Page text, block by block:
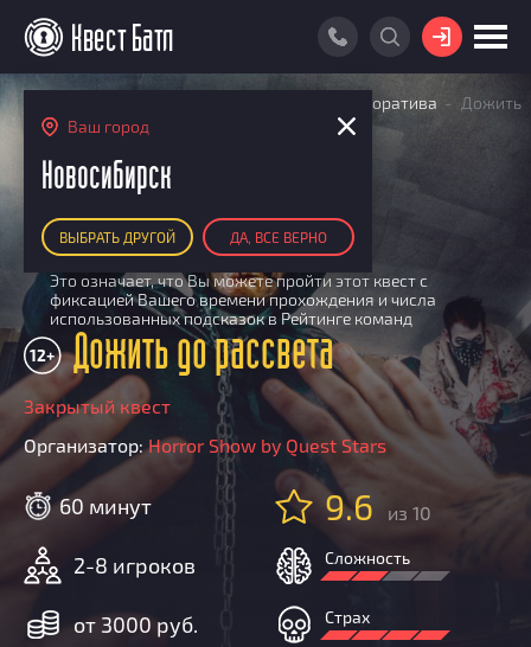
Ваш город
Новосибирск
ВЫБРАТЬ ДРУГОЙ ДА, ВСЕ ВЕРНО
ВОЙТИ
КАРТА КВЕСТОВ
РЕЙТИНГ КОМАНД
Итоговый рейтинг
По количеству очков
По качеству игры
Список команд
ПОИСК КОМАНДЫ
КВЕСТ БАТЛ
О Квест Батле
Cashback
Как подсчитываются рейтинги
Призы
Новости
Добавить квест
КВЕСТ В ПОДАРОК
Квесты для корпоратива
Дожить
до рассвета
ПЕРФОРМАНС
Участвует в Квест Батле
Это означает, что Вы можете пройти этот квест с
фиксацией Вашего времени прохождения и числа
использованных подсказок в Рейтинге команд
Дожить до рассвета
12+
Закрытый квест
Организатор:Horror Show by Quest Stars
60 минут
2-8 игроков
от 3000 руб.
9.6 из 10
Сложность
Страх